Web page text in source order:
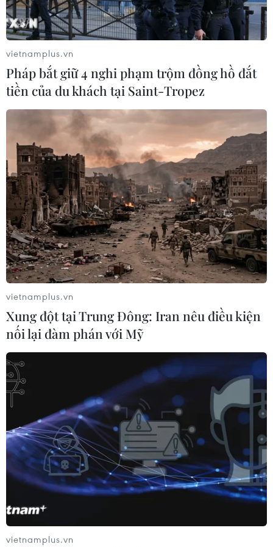
Chứng khoán ngày 29/7: VN-Index
bật tăng lấy lại mốc 1.700 điểm
Cổ phiếu công nghệ và bán dẫn của
Mỹ giảm mạnh
29/07/2026 00:20
Chứng khoán châu Á hứng chịu đợt
bán tháo mới
28/07/2026 10:41
Chứng khoán Mỹ diễn biến trái chiều
trước tuần lễ quyết định của Fed
28/07/2026 02:13
Chứng khoán châu Á đồng loạt tăng
khi giá dầu giảm mạnh
27/07/2026 10:18
Khuyến nghị nhà đầu tư chứng
khoán ưu tiên quản trị rủi ro trong
ngắn hạn
26/07/2026 07:18
vietnamplus.vn
Pháp bắt giữ 4 nghi phạm trộm đồng hồ đắt
tiền của du khách tại Saint-Tropez
vietnamplus.vn
Xung đột tại Trung Đông: Iran nêu điều kiện
nối lại đàm phán với Mỹ
vietnamplus.vn